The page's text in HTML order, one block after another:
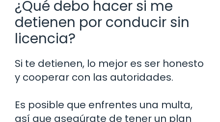
¿Qué debo hacer si me
detienen por conducir sin
licencia?
Si te detienen, lo mejor es ser honesto
y cooperar con las autoridades.
Es posible que enfrentes una multa,
así que asegúrate de tener un plan